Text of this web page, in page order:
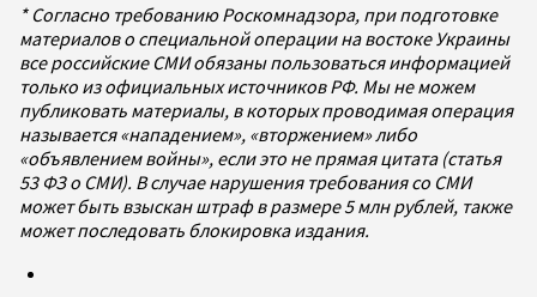
* Согласно требованию Роскомнадзора, при подготовке
материалов о специальной операции на востоке Украины
все российские СМИ обязаны пользоваться информацией
только из официальных источников РФ. Мы не можем
публиковать материалы, в которых проводимая операция
называется «нападением», «вторжением» либо
«объявлением войны», если это не прямая цитата (статья
53 ФЗ о СМИ). В случае нарушения требования со СМИ
может быть взыскан штраф в размере 5 млн рублей, также
может последовать блокировка издания.